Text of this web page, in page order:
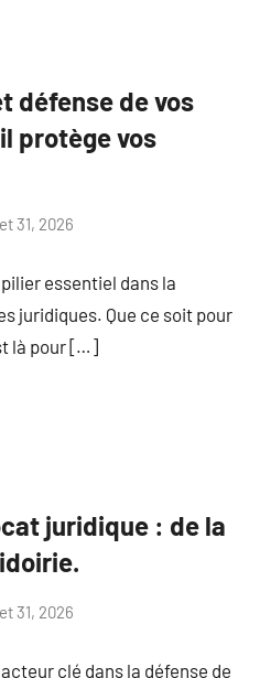
défense de vos
protège vos
31, 2026
essentiel dans la
juridiques. Que ce soit pour
là pour […]
juridique : de la
31, 2026
clé dans la défense de